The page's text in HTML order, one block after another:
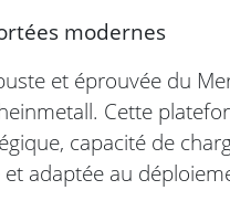
modernes
et éprouvée du
Cette
capacité de
adaptée au